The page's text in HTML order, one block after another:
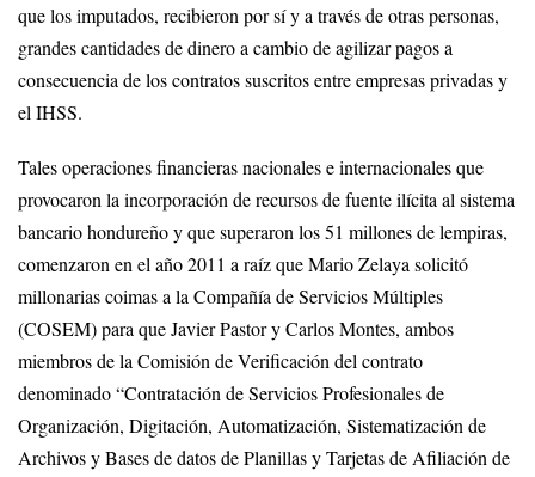
que los imputados, recibieron por sí y a través de otras personas,
grandes cantidades de dinero a cambio de agilizar pagos a
consecuencia de los contratos suscritos entre empresas privadas y
el IHSS.
Tales operaciones financieras nacionales e internacionales que
provocaron la incorporación de recursos de fuente ilícita al sistema
bancario hondureño y que superaron los 51 millones de lempiras,
comenzaron en el año 2011 a raíz que Mario Zelaya solicitó
millonarias coimas a la Compañía de Servicios Múltiples
(COSEM) para que Javier Pastor y Carlos Montes, ambos
miembros de la Comisión de Verificación del contrato
denominado “Contratación de Servicios Profesionales de
Organización, Digitación, Automatización, Sistematización de
Archivos y Bases de datos de Planillas y Tarjetas de Afiliación de